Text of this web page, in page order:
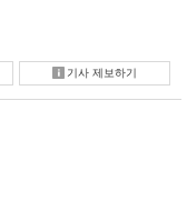
기사 제보하기